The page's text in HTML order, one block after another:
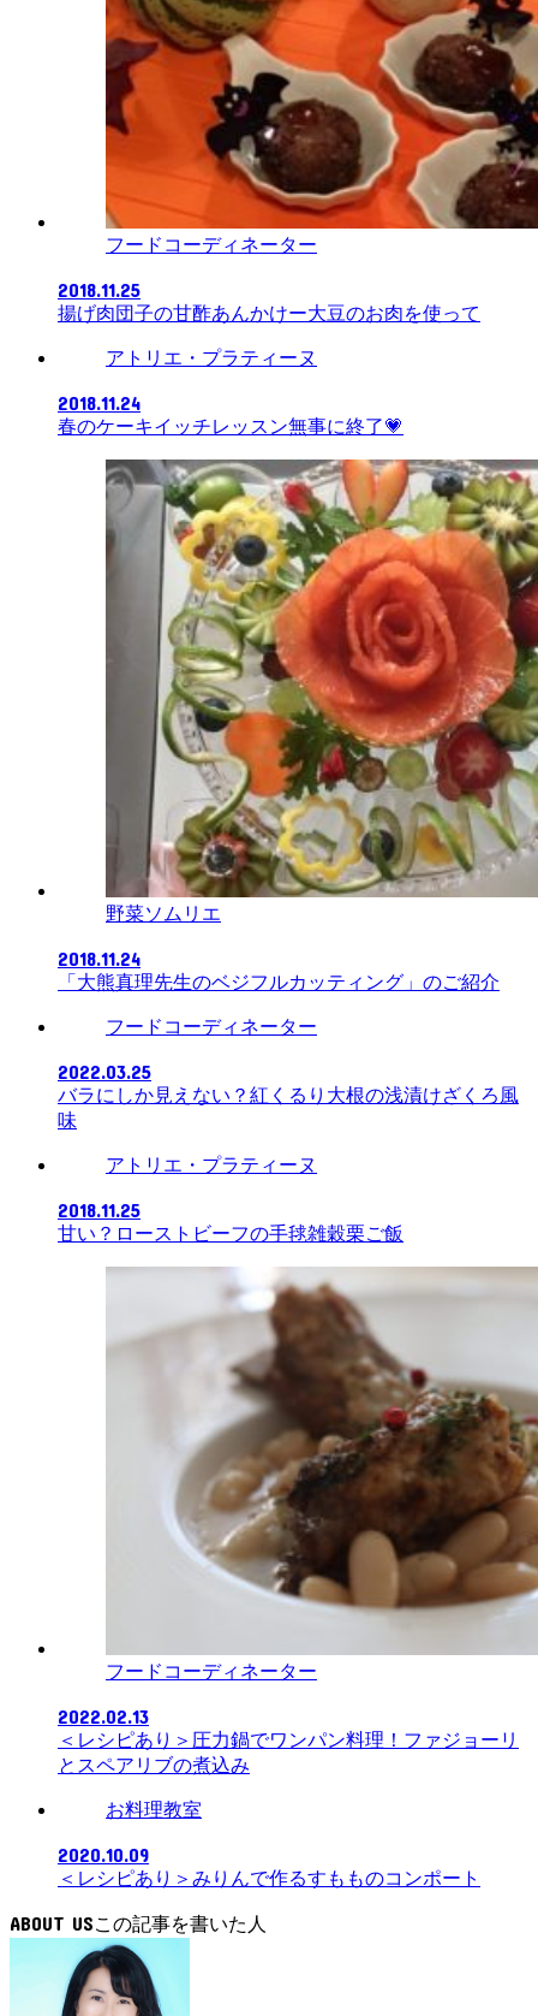
フードコーディネーター
2018.11.25
揚げ肉団子の甘酢あんかけー大豆のお肉を使って
アトリエ・プラティーヌ
2018.11.24
春のケーキイッチレッスン無事に終了💗
野菜ソムリエ
2018.11.24
「大熊真理先生のベジフルカッティング」のご紹介
フードコーディネーター
2022.03.25
バラにしか見えない？紅くるり大根の浅漬けざくろ風
味
アトリエ・プラティーヌ
2018.11.25
甘い？ローストビーフの手毬雑穀栗ご飯
フードコーディネーター
2022.02.13
＜レシピあり＞圧力鍋でワンパン料理！ファジョーリ
とスペアリブの煮込み
お料理教室
2020.10.09
＜レシピあり＞みりんで作るすもものコンポート
ABOUT US